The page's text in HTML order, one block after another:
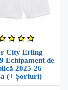
City Erling
Echipament de
2025-26
(+ Șorturi)